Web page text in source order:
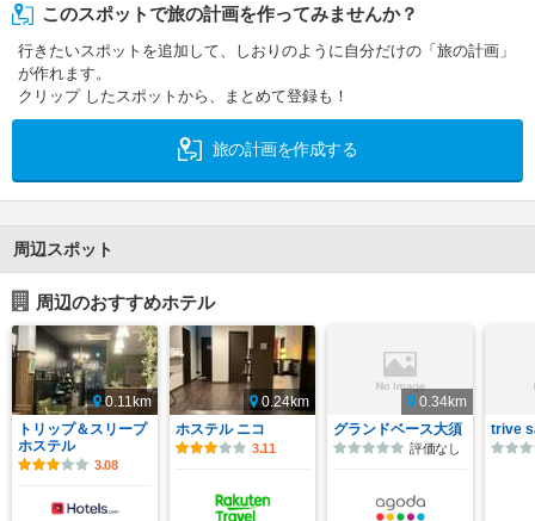
このスポットで旅の計画を作ってみませんか？
行きたいスポットを追加して、しおりのように自分だけの「旅の計画」
が作れます。
クリップ したスポットから、まとめて登録も！
旅の計画を作成する
周辺スポット
周辺のおすすめホテル
0.11km
トリップ＆スリープ
ホステル
3.08
0.24km
ホステル ニコ
3.11
0.34km
グランドベース大須
評価なし
trive